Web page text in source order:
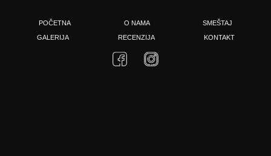
POČETNA O NAMA
SMEŠTAJ
GALERIJA
RECENZIJA KONTAKT